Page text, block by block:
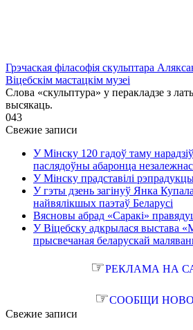
Грэчаская філасофія скульптара
Віцебскім мастацкім музеі
Слова «скульптура» у перакладзе з
высякаць.
043
Свежие записи
У Мінску 120 гадоў таму
паслядоўны абаронца
У Мінску прадставілі
У гэты дзень загінуў Янка
найвялікшых паэтаў Беларусі
Вясновы абрад «Саракі»
У Віцебску адкрылася выстава
прысвечаная беларускай
☞РЕКЛАМА НА
☞СООБЩИ
Свежие записи